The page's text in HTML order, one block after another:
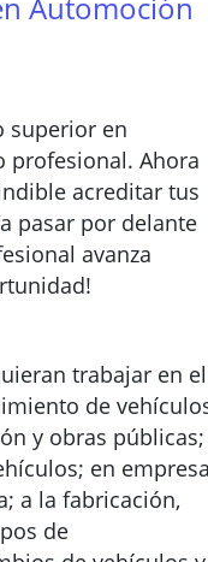
superior en
profesional. Ahora
acreditar tus
pasar por delante
avanza
trabajar en el
de
y obras públicas;
en
a la fabricación,
de